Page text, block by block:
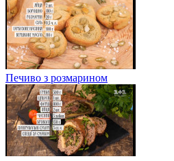
Печиво з розмарином